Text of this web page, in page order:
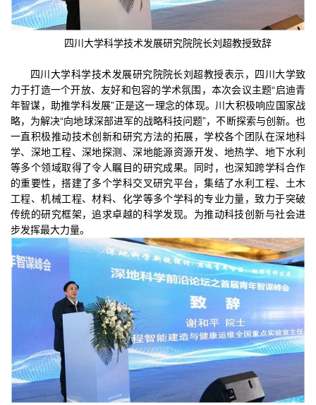
四川大学科学技术发展研究院院长刘超教授致辞
四川大学科学技术发展研究院院长刘超教授表示，四川大学致
力于打造一个开放、友好和包容的学术氛围，本次会议主题“启迪青
年智谋，助推学科发展”正是这一理念的体现。川大积极响应国家战
略，为解决“向地球深部进军的战略科技问题”，不断探索与创新。也
一直积极推动技术创新和研究方法的拓展，学校各个团队在深地科
学、深地工程、深地探测、深地能源资源开发、地热学、地下水利
等多个领域取得了令人瞩目的研究成果。同时，也深知跨学科合作
的重要性，搭建了多个学科交叉研究平台，集结了水利工程、土木
工程、机械工程、材料、化学等多个学科的专业力量，致力于突破
传统的研究框架，追求卓越的科学发现。为推动科技创新与社会进
步发挥最大力量。